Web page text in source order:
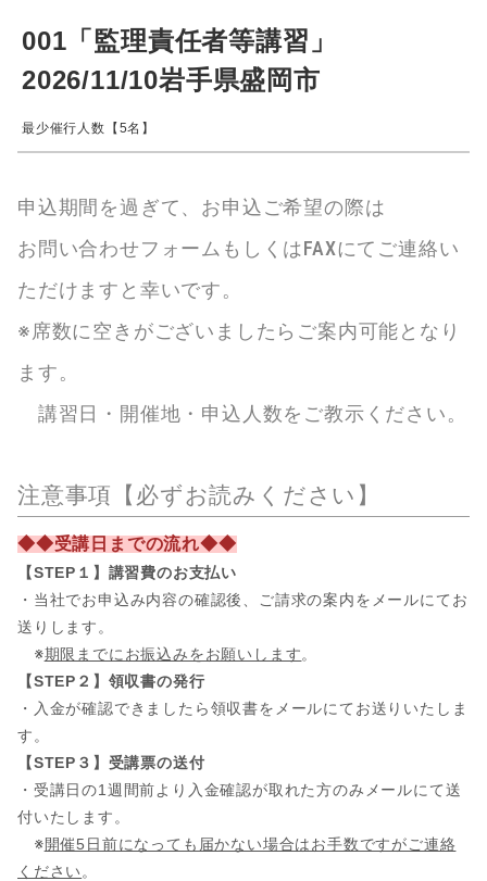
001「監理責任者等講習」
2026/11/10岩手県盛岡市
最少催行人数【5名】
申込期間を過ぎて、お申込ご希望の際は
お問い合わせフォームもしくはFAXにてご連絡い
ただけますと幸いです。
※席数に空きがございましたらご案内可能となり
ます。
講習日・開催地・申込人数をご教示ください。
注意事項【必ずお読みください】
◆◆受講日までの流れ◆◆
【STEP１】講習費のお支払い
・当社でお申込み内容の確認後、ご請求の案内をメールにてお
送りします。
※期限までにお振込みをお願いします。
【STEP２】領収書の発行
・入金が確認できましたら領収書をメールにてお送りいたしま
す。
【STEP３】受講票の送付
・受講日の1週間前より入金確認が取れた方のみメールにて送
付いたします。
※開催5日前になっても届かない場合はお手数ですがご連絡
ください 。